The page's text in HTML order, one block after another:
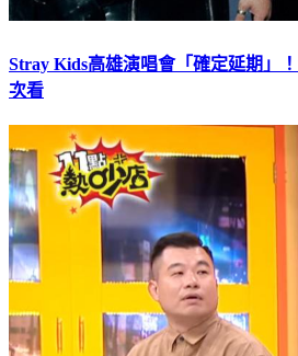
Stray Kids高雄演唱會「確定延期」
次看